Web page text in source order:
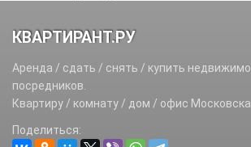
КВАРТИРАНТ.РУ
Аренда / сдать / снять / купить
посредников.
Квартиру / комнату / дом / офис
Поделиться: